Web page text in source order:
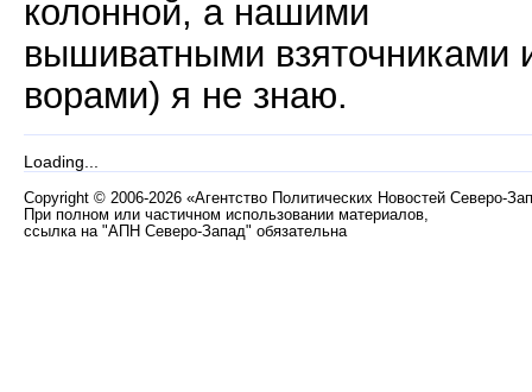
колонной, а нашими
вышиватными взяточниками
ворами) я не знаю.
Loading...
Copyright © 2006-2026 «Агентство Политических Новостей Северо-
При полном или частичном использовании материалов,
ссылка на "АПН Северо-Запад" обязательна